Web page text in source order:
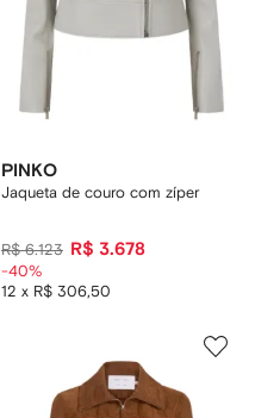
PINKO
Jaqueta de couro com zíper
R$ 6.123 R$ 3.678
12 x R$ 306,50
-40%